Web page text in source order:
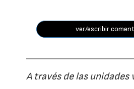
ver/escribir
A través de las unidades